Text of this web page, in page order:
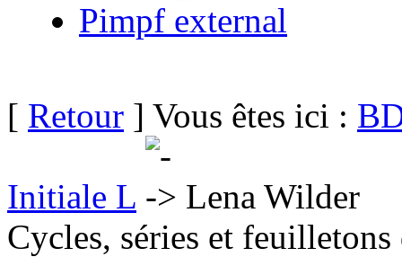
Pimpf
[ Retour ] Vous êtes ici :
Initiale L
Lena Wilder
Cycles, séries et